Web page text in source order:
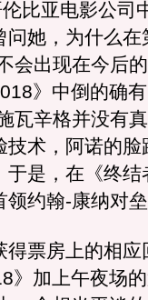
比亚电影公司
她，为什么在
会出现在今后
》中倒的确
瓦辛格并没有
术，阿诺的脸
是，在《终
领约翰-康纳对
票房上的相应
》加上午夜场